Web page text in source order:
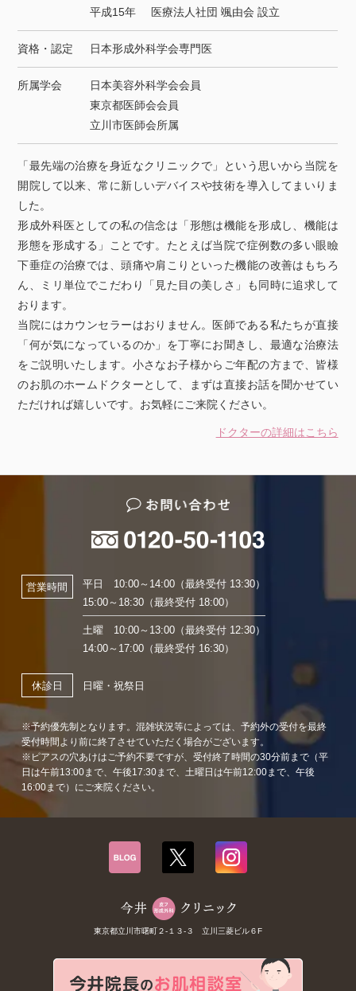
平成15年
医療法人社団 颯由会 設立
資格・認定 日本形成外科学会専門医
所属学会
日本美容外科学会会員
東京都医師会会員
立川市医師会所属
「最先端の治療を身近なクリニックで」という思いから当院を
開院して以来、常に新しいデバイスや技術を導入してまいりま
した。
形成外科医としての私の信念は「形態は機能を形成し、機能は
形態を形成する」ことです。たとえば当院で症例数の多い眼瞼
下垂症の治療では、頭痛や肩こりといった機能の改善はもちろ
ん、ミリ単位でこだわり「見た目の美しさ」も同時に追求して
おります。
当院にはカウンセラーはおりません。医師である私たちが直接
「何が気になっているのか」を丁寧にお聞きし、最適な治療法
をご説明いたします。小さなお子様からご年配の方まで、皆様
のお肌のホームドクターとして、まずは直接お話を聞かせてい
ただければ嬉しいです。お気軽にご来院ください。
ドクターの詳細はこちら
営業時間
平日 10:00～14:00（最終受付 13:30）
15:00～18:30（最終受付 18:00）
土曜 10:00～13:00（最終受付 12:30）
14:00～17:00（最終受付 16:30）
休診日 日曜・祝祭日
※予約優先制となります。混雑状況等によっては、予約外の受付を最終
受付時間より前に終了させていただく場合がございます。
※ピアスの穴あけはご予約不要ですが、受付終了時間の30分前まで（平
日は午前13:00まで、午後17:30まで、土曜日は午前12:00まで、午後
16:00まで）にご来院ください。
東京都立川市曙町２-１３-３ 立川三菱ビル６F